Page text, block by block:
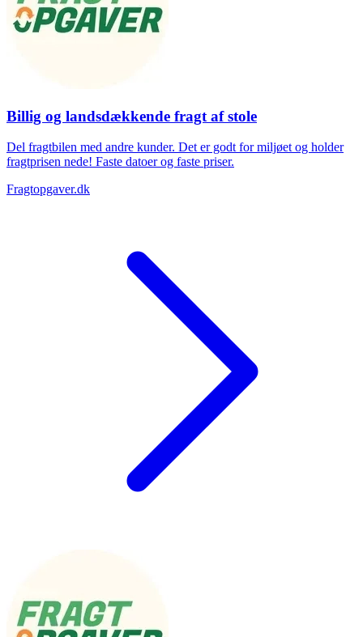
Billig og landsdækkende fragt af stole
Del fragtbilen med andre kunder. Det er godt for miljøet og holder
fragtprisen nede! Faste datoer og faste priser.
Fragtopgaver.dk